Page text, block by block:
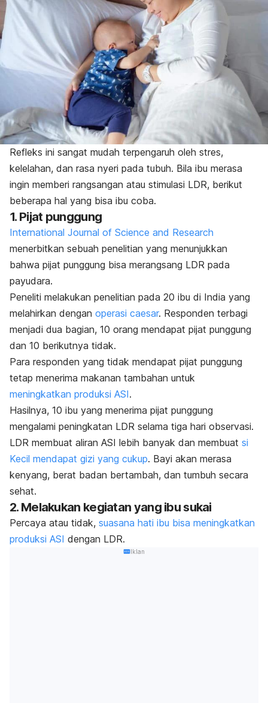
Refleks ini sangat mudah terpengaruh oleh stres,
kelelahan, dan rasa nyeri pada tubuh. Bila ibu merasa
ingin memberi rangsangan atau stimulasi LDR, berikut
beberapa hal yang bisa ibu coba.
1. Pijat punggung
International Journal of Science and Research
menerbitkan sebuah penelitian yang menunjukkan
bahwa pijat punggung bisa merangsang LDR pada
payudara.
Peneliti melakukan penelitian pada 20 ibu di India yang
melahirkan dengan operasi caesar. Responden terbagi
menjadi dua bagian, 10 orang mendapat pijat punggung
dan 10 berikutnya tidak.
Para responden yang tidak mendapat pijat punggung
tetap menerima makanan tambahan untuk
meningkatkan produksi ASI.
Hasilnya, 10 ibu yang menerima pijat punggung
mengalami peningkatan LDR selama tiga hari observasi.
LDR membuat aliran ASI lebih banyak dan membuat si
Kecil mendapat gizi yang cukup. Bayi akan merasa
kenyang, berat badan bertambah, dan tumbuh secara
sehat.
2. Melakukan kegiatan yang ibu sukai
Percaya atau tidak, suasana hati ibu bisa meningkatkan
produksi ASI dengan LDR.
Iklan